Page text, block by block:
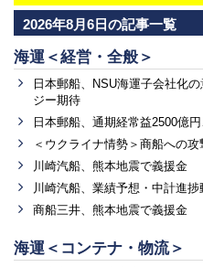
2026年8月6日の記事一覧
海運＜経営・全般＞
日本郵船、NSU海運子会社化
ジー期待
日本郵船、通期経常益2500億
＜ウクライナ情勢＞商船への
川崎汽船、熊本地震で義援金
川崎汽船、業績予想・中計進捗
商船三井、熊本地震で義援金
海運＜コンテナ・物流＞